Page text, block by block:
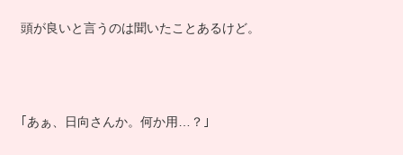
頭が良いと言うのは聞いたことあるけど。
｢あぁ、日向さんか。何か用…？｣